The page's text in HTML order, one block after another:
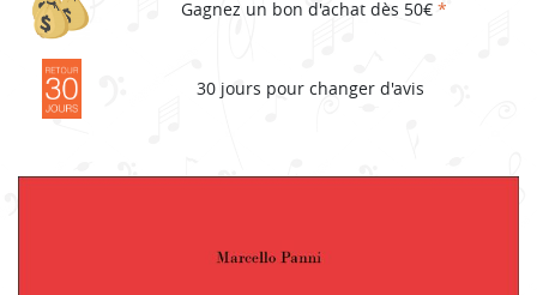
Gagnez un bon d'achat dès 50€ *
30 jours pour changer d'avis